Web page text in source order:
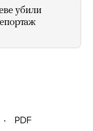
убили
PDF